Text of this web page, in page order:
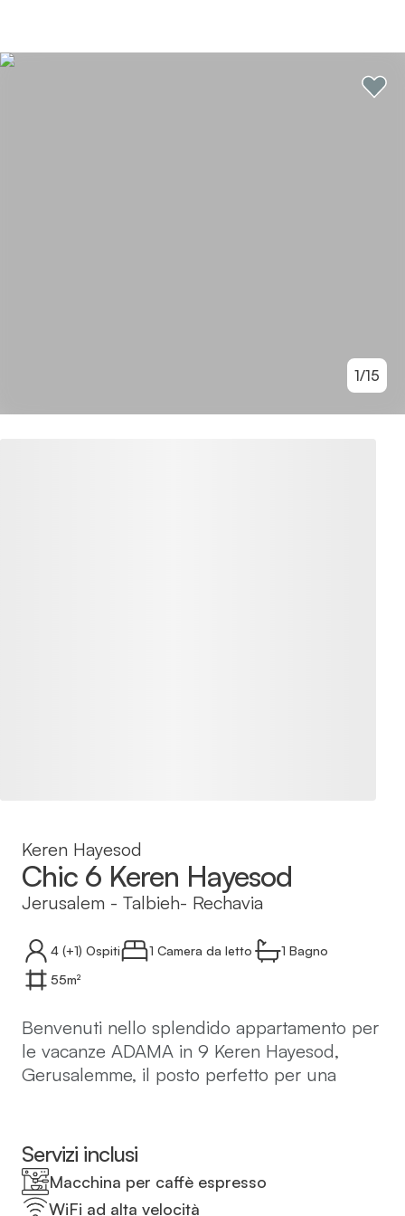
1/15
Keren Hayesod
Chic 6 Keren Hayesod
Jerusalem - Talbieh- Rechavia
4 (+1) Ospiti 1 Camera da letto 1 Bagno
55m²
Benvenuti nello splendido appartamento per
le vacanze ADAMA in 9 Keren Hayesod,
Gerusalemme, il posto perfetto per una
Il complesso ADAMA offre 14 lussuosi
appartamenti per le vacanze di varie
Servizi inclusi
Macchina per caffè espresso
WiFi ad alta velocità